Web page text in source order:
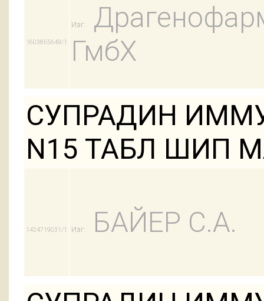
1603855649/1
Изг:
ГмбХ
СУПРАДИН
N15 ТАБЛ ШИП
1424719031/1 Изг: БАЙЕР С.А.